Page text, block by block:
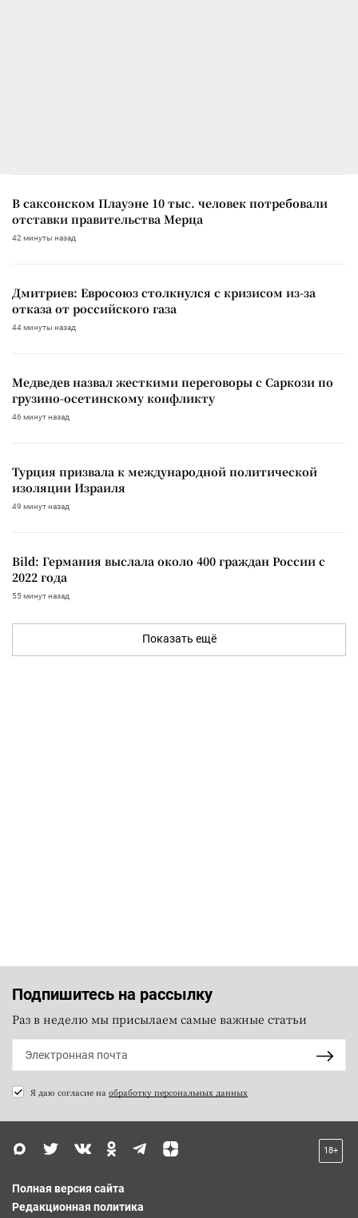
В саксонском Плауэне 10 тыс. человек потребовали
отставки правительства Мерца
42 минуты назад
Дмитриев: Евросоюз столкнулся с кризисом из-за
отказа от российского газа
44 минуты назад
Медведев назвал жесткими переговоры с Саркози по
грузино-осетинскому конфликту
46 минут назад
Турция призвала к международной политической
изоляции Израиля
49 минут назад
Bild: Германия выслала около 400 граждан России с
2022 года
55 минут назад
Показать ещё
Подпишитесь на рассылку
Раз в неделю мы присылаем самые важные статьи
Я даю согласие на обработку персональных данных
18+
Полная версия сайта
Редакционная политика